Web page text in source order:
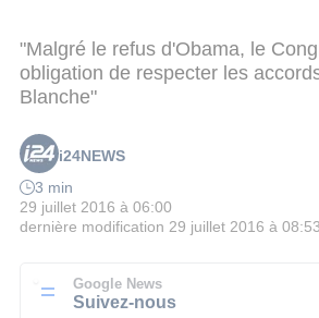
"Malgré le refus d'Obama, le
obligation de respecter les
Blanche"
i24NEWS
3 min
29 juillet 2016 à 06:00
dernière modification 29 juillet 2016 à 08:53
Google News
Suivez-nous